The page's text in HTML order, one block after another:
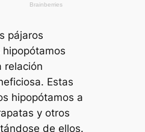
pájaros
relación
Estas
hipopótamos a
y otros
de ellos.